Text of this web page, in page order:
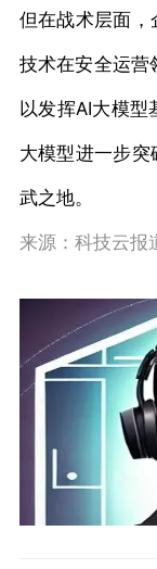
但在战术层面，
技术在安全运营
以发挥AI大模型
大模型进一步突
武之地。
来源：科技云报